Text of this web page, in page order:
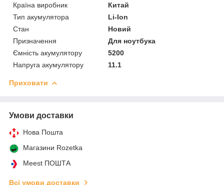
Країна виробник
Китай
Тип акумулятора
Li-Ion
Стан
Новий
Призначення
Для ноутбука
Ємність акумулятору
5200
Напруга акумулятору
11.1
Приховати
Умови доставки
Нова Пошта
Магазини Rozetka
Meest ПОШТА
Всі умови доставки